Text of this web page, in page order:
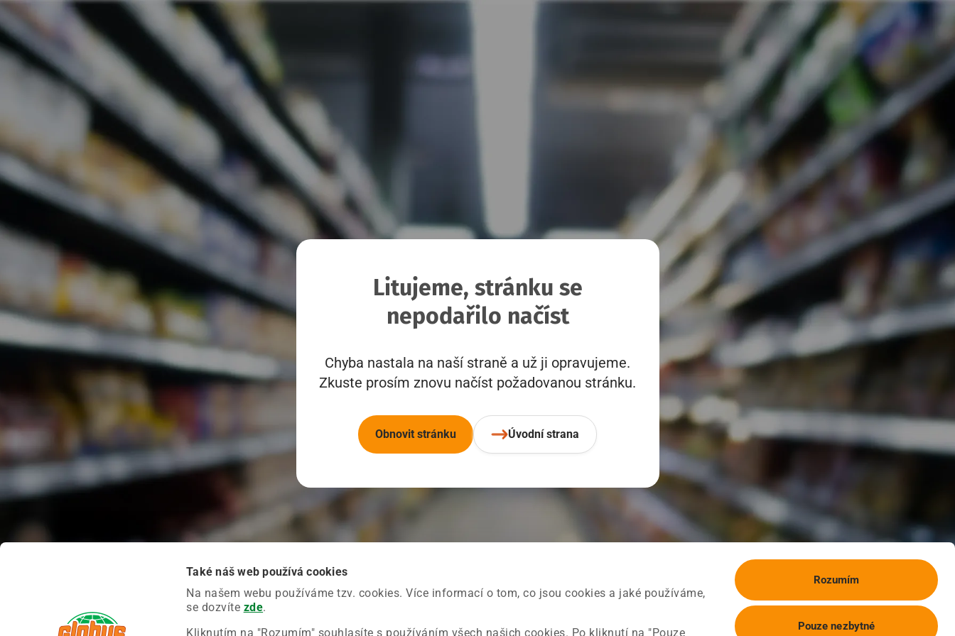
Také náš web používá cookies
Na našem webu používáme tzv. cookies. Více informací o tom, co jsou cookies a jaké používáme,
se dozvíte zde.
Kliknutím na "Rozumím" souhlasíte s používáním všech našich cookies. Po kliknutí na "Pouze
Rozumím
Pouze nezbytné
Litujeme, stránku se
nepodařilo načíst
Chyba nastala na naší straně a už ji opravujeme.
Zkuste prosím znovu načíst požadovanou stránku.
Obnovit stránku Úvodní strana